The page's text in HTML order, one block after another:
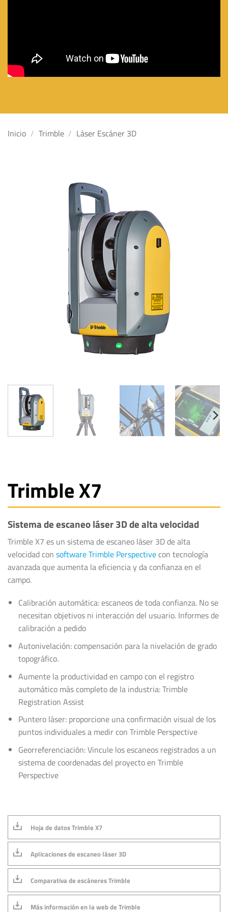
Inicio / Trimble / Láser Escáner 3D
Trimble X7
Sistema de escaneo láser 3D de alta velocidad
Trimble X7 es un sistema de escaneo láser 3D de alta
velocidad con software Trimble Perspective con tecnología
avanzada que aumenta la eficiencia y da confianza en el
campo.
Calibración automática: escaneos de toda confianza. No se
necesitan objetivos ni interacción del usuario. Informes de
calibración a pedido
Autonivelación: compensación para la nivelación de grado
topográfico.
Aumente la productividad en campo con el registro
automático más completo de la industria: Trimble
Registration Assist
Puntero láser: proporcione una confirmación visual de los
puntos individuales a medir con Trimble Perspective
Georreferenciación: Vincule los escaneos registrados a un
sistema de coordenadas del proyecto en Trimble
Perspective
Hoja de datos Trimble X7
Aplicaciones de escaneo láser 3D
Comparativa de escáneres Trimble
Más información en la web de Trimble